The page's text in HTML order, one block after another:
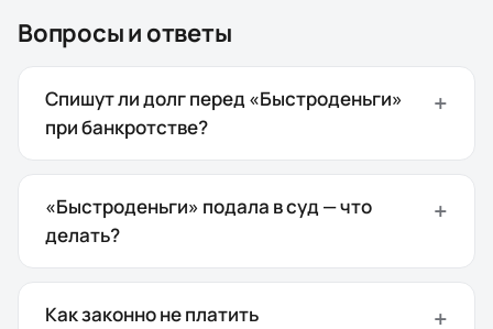
Вопросы и ответы
Спишут ли долг перед «Быстроденьги»
при банкротстве?
«Быстроденьги» подала в суд — что
делать?
Как законно не платить